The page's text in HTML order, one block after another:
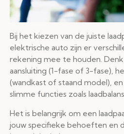
Bij het kiezen van de juiste
elektrische auto zijn er
rekening mee te houden.
aansluiting (1-fase of 3-fase),
(wandkast of staand model),
slimme functies zoals
Het is belangrijk om een
jouw specifieke behoeften en